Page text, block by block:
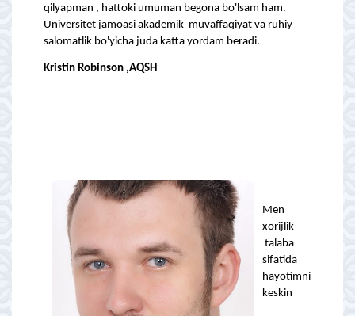
qilyapman , hattoki umuman begona bo'lsam ham.
Universitet jamoasi akademik muvaffaqiyat va ruhiy
salomatlik bo'yicha juda katta yordam beradi.
Kristin Robinson ,AQSH
Men
xorijlik
talaba
sifatida
hayotimni
keskin